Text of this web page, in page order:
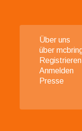
Über uns
über
Registrieren
Anmelden
Presse